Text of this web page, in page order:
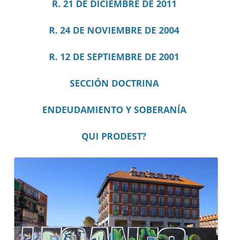
R. 21 DE DICIEMBRE DE 2011
R. 24 DE NOVIEMBRE DE 2004
R. 12 DE SEPTIEMBRE DE 2001
SECCIÓN DOCTRINA
ENDEUDAMIENTO Y SOBERANÍA
QUI PRODEST?